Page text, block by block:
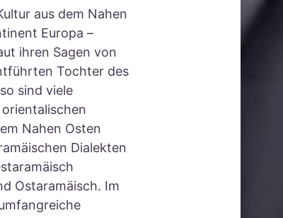
aus dem Nahen
Europa –
ihren Sagen von
Tochter des
sind viele
orientalischen
Nahen Osten
Dialekten
Ostaramäisch. Im